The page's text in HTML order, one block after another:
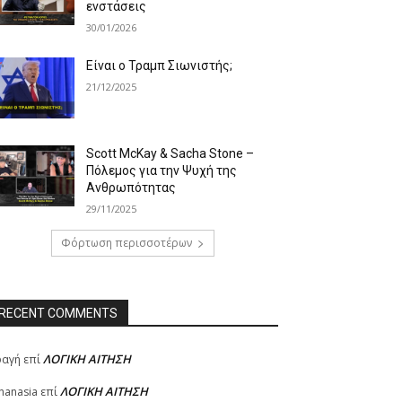
ενστάσεις
30/01/2026
Είναι ο Τραμπ Σιωνιστής;
21/12/2025
Scott McKay & Sacha Stone –
Πόλεμος για την Ψυχή της
Ανθρωπότητας
29/11/2025
Φόρτωση περισσοτέρων
COMMENTS
επίΛΟΓΙΚΗ ΑΙΤΗΣΗ
επίΛΟΓΙΚΗ ΑΙΤΗΣΗ